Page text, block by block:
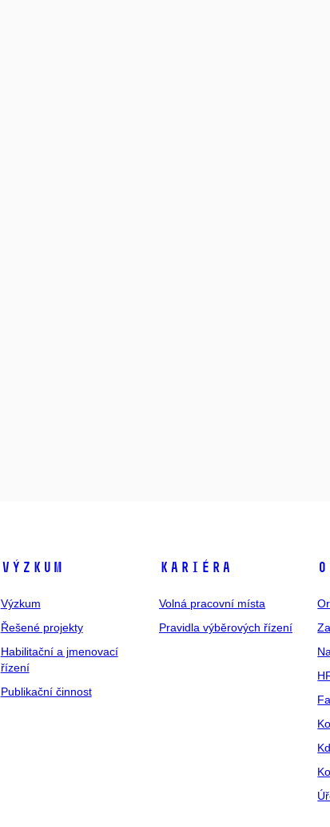
Výzkum
Výzkum
Řešené projekty
Habilitační a jmenovací
řízení
Publikační činnost
Kariéra
Volná pracovní místa
Pravidla výběrových řízení